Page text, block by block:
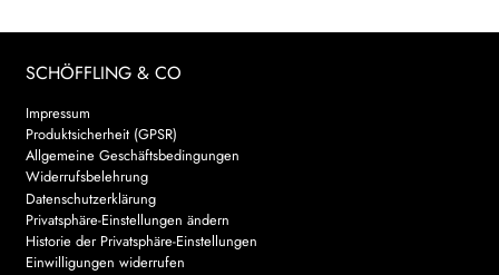
SCHÖFFLING & CO
Impressum
Produktsicherheit (GPSR)
Allgemeine Geschäftsbedingungen
Widerrufsbelehrung
Datenschutzerklärung
Privatsphäre-Einstellungen ändern
Historie der Privatsphäre-Einstellungen
Einwilligungen widerrufen